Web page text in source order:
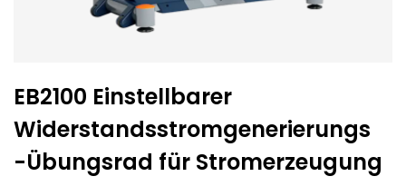
EB2100 Einstellbarer
Widerstandsstromgenerierungs
-Übungsrad für Stromerzeugung